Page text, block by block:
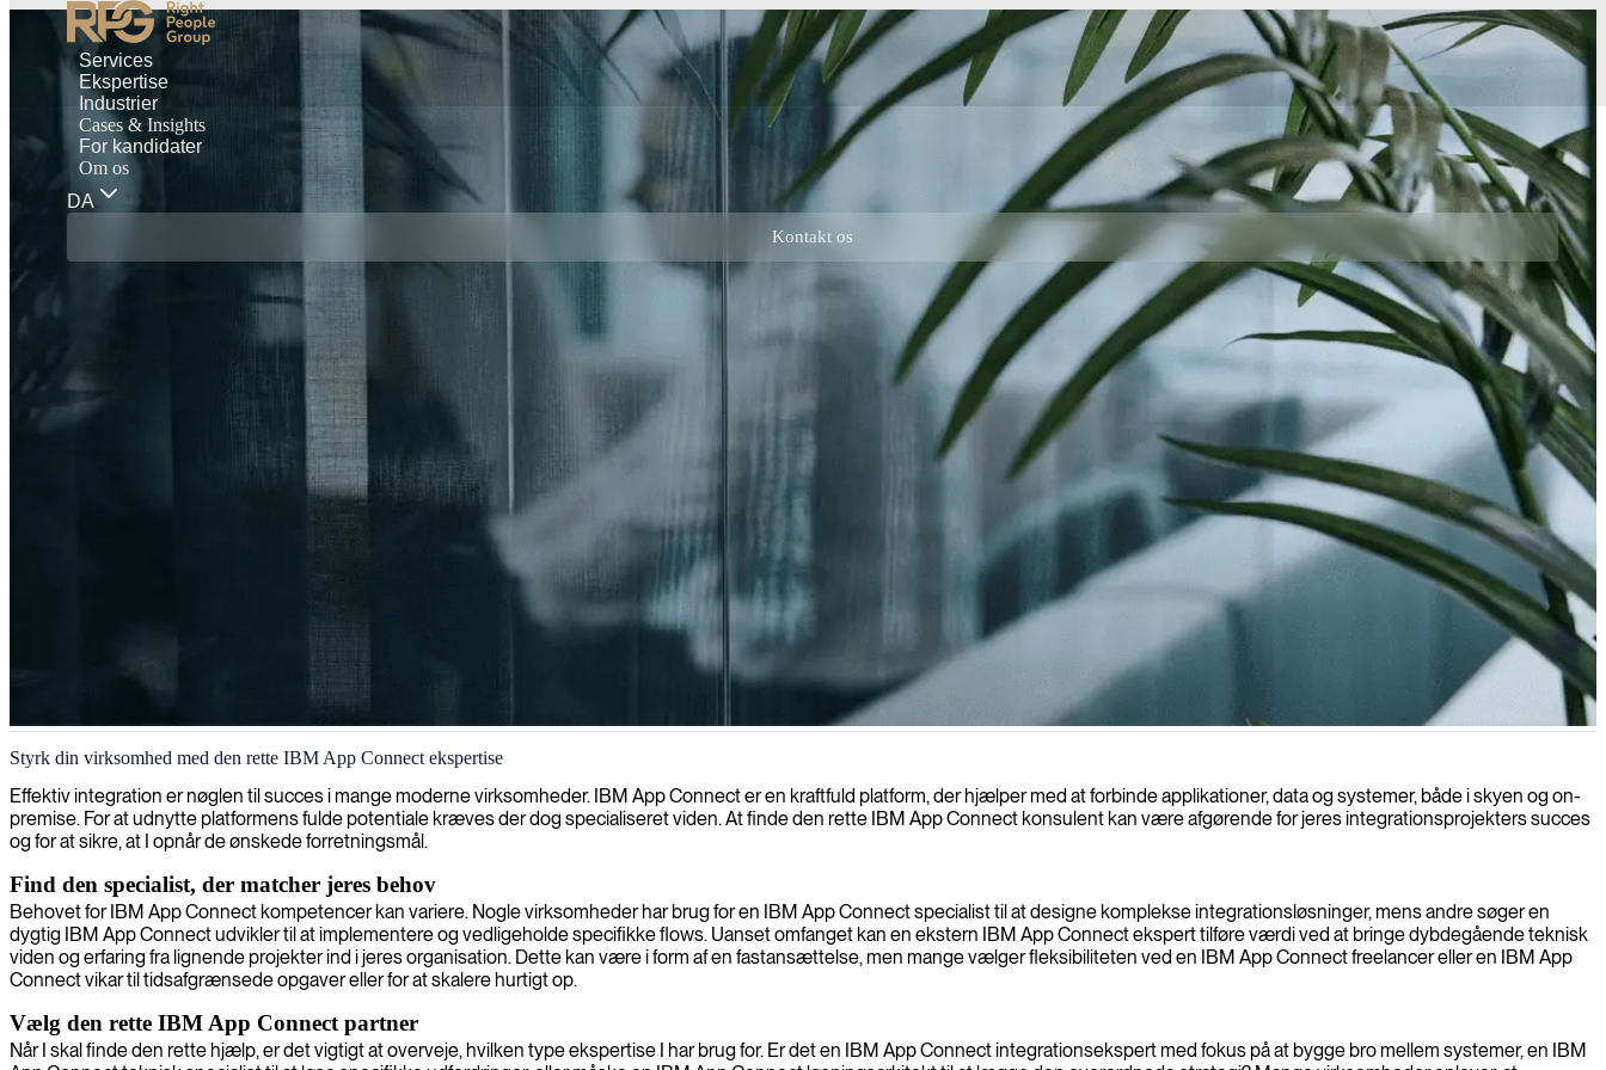
Services
Ekspertise
Industrier
Cases & Insights
For kandidater
Om os
DA
Kontakt os
IBM App Connect-specialist
Styrk din virksomhed med den rette IBM App Connect ekspertise
Effektiv integration er nøglen til succes i mange moderne virksomheder. IBM App Connect er en kraftfuld platform, der hjælper med at forbinde applikationer, data og systemer, både i skyen og on-
premise. For at udnytte platformens fulde potentiale kræves der dog specialiseret viden. At finde den rette IBM App Connect konsulent kan være afgørende for jeres integrationsprojekters succes
og for at sikre, at I opnår de ønskede forretningsmål.
Find den specialist, der matcher jeres behov
Behovet for IBM App Connect kompetencer kan variere. Nogle virksomheder har brug for en IBM App Connect specialist til at designe komplekse integrationsløsninger, mens andre søger en
dygtig IBM App Connect udvikler til at implementere og vedligeholde specifikke flows. Uanset omfanget kan en ekstern IBM App Connect ekspert tilføre værdi ved at bringe dybdegående teknisk
viden og erfaring fra lignende projekter ind i jeres organisation. Dette kan være i form af en fastansættelse, men mange vælger fleksibiliteten ved en IBM App Connect freelancer eller en IBM App
Connect vikar til tidsafgrænsede opgaver eller for at skalere hurtigt op.
Vælg den rette IBM App Connect partner
Når I skal finde den rette hjælp, er det vigtigt at overveje, hvilken type ekspertise I har brug for. Er det en IBM App Connect integrationsekspert med fokus på at bygge bro mellem systemer, en IBM